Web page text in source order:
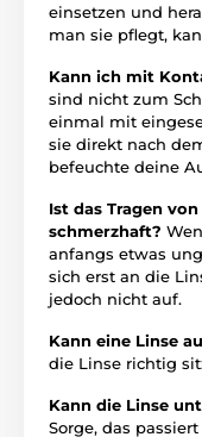
einsetzen und
man sie pflegt,
Kann ich mit
sind nicht zum
einmal mit
sie direkt nach
befeuchte deine
Ist das Tragen
schmerzhaft?
anfangs etwas
sich erst an die
jedoch nicht auf.
Kann eine Linse
die Linse richtig
Kann die Linse
Sorge, das